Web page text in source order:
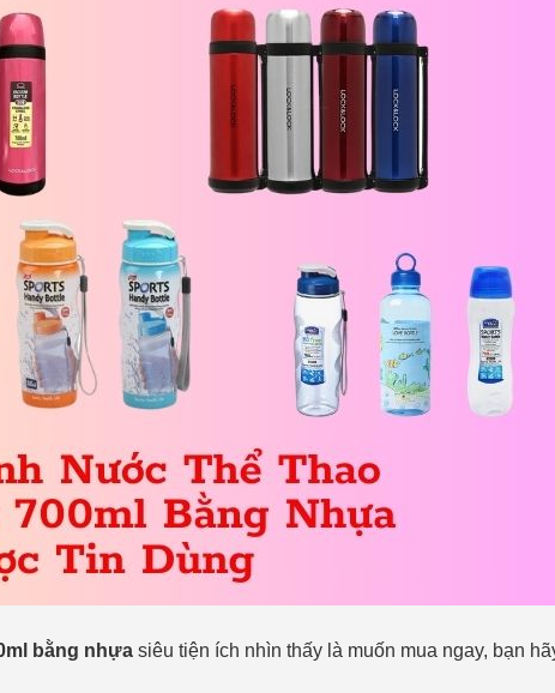
bằng nhựa siêu tiện ích nhìn thấy là muốn mua ngay, bạn